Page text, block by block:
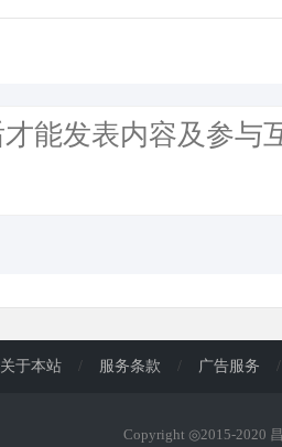
关于本站 / 服务条款 / 广告服务 /
Copyright ◎2015-2020